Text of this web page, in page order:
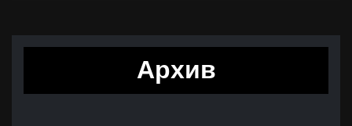
Архив